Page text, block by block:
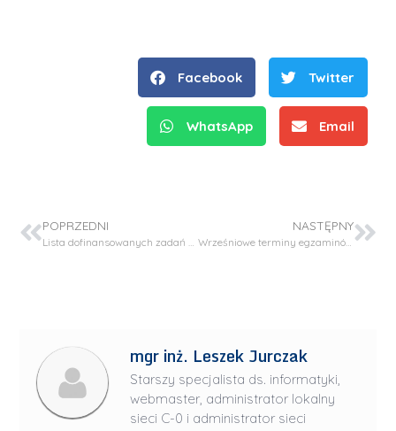
Facebook Twitter
WhatsApp Email
POPRZEDNI
Lista dofinansowanych zadań badawczo-rozwojowych
NASTĘPNY
Wrześniowe terminy egzaminów dyplomowych
mgr inż. Leszek Jurczak
Starszy specjalista ds. informatyki,
webmaster, administrator lokalny
sieci C-0 i administrator sieci